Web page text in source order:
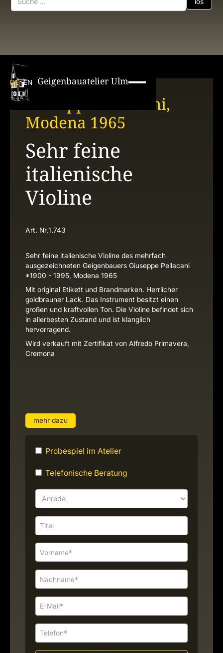
DE EN Geigenbauatelier Ulm
Giuseppe Pellacani,
Modena 1965
Sehr feine
italienische
Violine
Art. Nr.1.743
Sehr feine italienische Violine des mehrfach
ausgezeichneten Geigenbauers Giuseppe Pellacani
*1900 - 1995, Modena 1965
Mit original Etikett und Brandmarken. Herrlicher
goldbrauner Lack. Das Instrument besitzt einen
großen und kraftvollen Ton. Die Violine befindet sich
in allerbesten Zustand und ist klanglich
hervorragend.
Wird verkauft mit Zertifikat von Alfredo Primavera,
Cremona
mehr dazu
Probespiel im Atelier
Telefonische Beratung